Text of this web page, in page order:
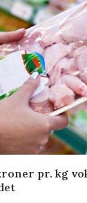
pr. kg